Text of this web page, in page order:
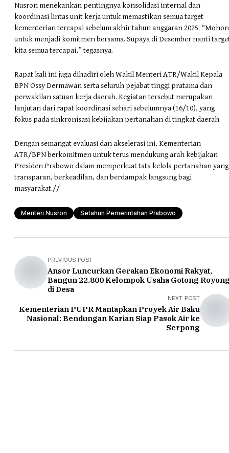
Nusron menekankan pentingnya konsolidasi internal dan
koordinasi lintas unit kerja untuk memastikan semua target
kementerian tercapai sebelum akhir tahun anggaran 2025. “Mohon
untuk menjadi komitmen bersama. Supaya di Desember nanti
kita semua tercapai,” tegasnya.
Rapat kali ini juga dihadiri oleh Wakil Menteri ATR/Wakil Kepala
BPN Ossy Dermawan serta seluruh pejabat tinggi pratama dan
perwakilan satuan kerja daerah. Kegiatan tersebut merupakan
lanjutan dari rapat koordinasi sehari sebelumnya (16/10), yang
fokus pada sinkronisasi kebijakan pertanahan di tingkat daerah.
Dengan semangat evaluasi dan akselerasi ini, Kementerian
ATR/BPN berkomitmen untuk terus mendukung arah kebijakan
Presiden Prabowo dalam memperkuat tata kelola pertanahan yang
transparan, berkeadilan, dan berdampak langsung bagi
masyarakat.//
Menteri Nusron Setahun Pemerintahan Prabowo
PREVIOUS POST
Ansor Luncurkan Gerakan Ekonomi Rakyat,
Bangun 22.800 Kelompok Usaha Gotong
di Desa
NEXT POST
Kementerian PUPR Mantapkan Proyek Air Baku
Nasional: Bendungan Karian Siap Pasok Air ke
Serpong